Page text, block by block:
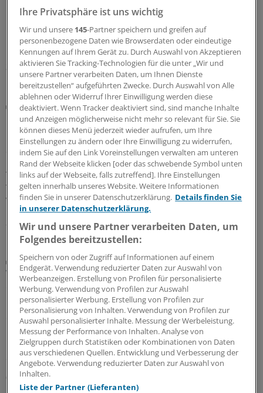
Beim Darmkrebs-Screening ist ein fäkaler
immunchemischer Test einer Studie zufolge der
Koloskopie nicht unterlegen. Doch ausgedient hat die
Darmspiegelung deshalb noch lange nicht.
30.07.2026
Ergebnisse einer Vergleichsstudie
CT-Kolonografie oder FIT: Welches Verfahren
Darmkrebs früher aufspürt
Sollte beim Darmkrebs-Screening auf die CT-
Kolonografie oder auf den fäkalen immunochemischen
Test auf okkultes Blut gesetzt werden? Ein italienisches
Team hat die diagnostischen Fähigkeiten der beiden
Verfahren verglichen.
28.07.2026
Daten nach 23 Jahren Follow-up
Wie wirksam ist eine Darmkrebsvorsorge mittels
einmaliger Sigmoidoskopie?
Ein Screeningprogramm, für das Personen zu einer
einmaligen Sigmoidoskopie eingeladen werden, kann die
Darmkrebsinzidenz senken. Dafür sprechen
Langzeitdaten aus Norwegen. Was bedeutet das für das
Screening hierzulande?
08.07.2026
Ihre Privatsphäre ist uns wichtig
Wir und unsere 145-Partner speichern und greifen auf
personenbezogene Daten wie Browserdaten oder eindeutige
Kennungen auf Ihrem Gerät zu. Durch Auswahl von Akzeptieren
aktivieren Sie Tracking-Technologien für die unter „Wir und
unsere Partner verarbeiten Daten, um Ihnen Dienste
bereitzustellen“ aufgeführten Zwecke. Durch Auswahl von Alle
ablehnen oder Widerruf Ihrer Einwilligung werden diese
deaktiviert. Wenn Tracker deaktiviert sind, sind manche Inhalte
und Anzeigen möglicherweise nicht mehr so relevant für Sie. Sie
können dieses Menü jederzeit wieder aufrufen, um Ihre
Einstellungen zu ändern oder Ihre Einwilligung zu widerrufen,
indem Sie auf den Link Voreinstellungen verwalten am unteren
Rand der Webseite klicken [oder das schwebende Symbol unten
links auf der Webseite, falls zutreffend]. Ihre Einstellungen
gelten innerhalb unseres Website. Weitere Informationen
finden Sie in unserer Datenschutzerklärung. Details finden Sie
in unserer Datenschutzerklärung.
Wir und unsere Partner verarbeiten Daten, um
Folgendes bereitzustellen:
Speichern von oder Zugriff auf Informationen auf einem
Endgerät. Verwendung reduzierter Daten zur Auswahl von
Werbeanzeigen. Erstellung von Profilen für personalisierte
Werbung. Verwendung von Profilen zur Auswahl
personalisierter Werbung. Erstellung von Profilen zur
Personalisierung von Inhalten. Verwendung von Profilen zur
Auswahl personalisierter Inhalte. Messung der Werbeleistung.
Messung der Performance von Inhalten. Analyse von
Zielgruppen durch Statistiken oder Kombinationen von Daten
aus verschiedenen Quellen. Entwicklung und Verbesserung der
Angebote. Verwendung reduzierter Daten zur Auswahl von
Inhalten.
Liste der Partner (Lieferanten)